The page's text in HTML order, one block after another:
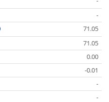
-
71.05
71.05
0.00
-0.01
-
-